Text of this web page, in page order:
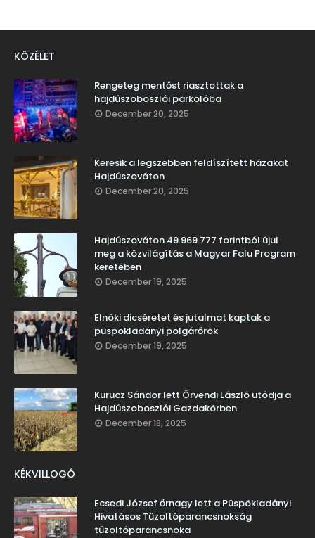
KÖZÉLET
Rengeteg mentőst riasztottak a
hajdúszoboszlói parkolóba
December 20, 2025
Keresik a legszebben feldíszített házakat
Hajdúszováton
December 20, 2025
Hajdúszováton 49.969.777 forintból újul
meg a közvilágítás a Magyar Falu Program
keretében
December 19, 2025
Elnöki dicséretet és jutalmat kaptak a
püspökladányi polgárőrök
December 19, 2025
Kurucz Sándor lett Örvendi László utódja a
Hajdúszoboszlói Gazdakörben
December 18, 2025
KÉKVILLOGÓ
Ecsedi József őrnagy lett a Püspökladányi
Hivatásos Tűzoltóparancsnokság
tűzoltóparancsnoka